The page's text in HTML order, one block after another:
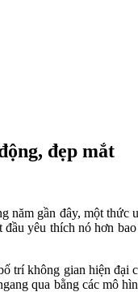
đẹp mắt
gần đây, một
yêu thích nó hơn
không gian hiện
qua bằng các mô